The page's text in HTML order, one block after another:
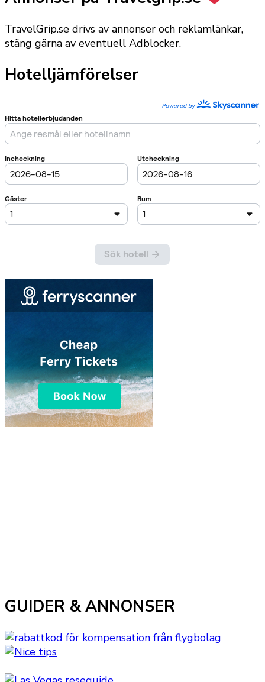
TravelGrip.se drivs av annonser och reklamlänkar,
stäng gärna av eventuell Adblocker.
Hotelljämförelser
GUIDER & ANNONSER